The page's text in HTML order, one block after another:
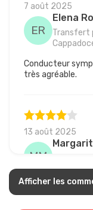
7 août 2025
ER
Elena
Transfert
Conducteur
très agréable.
13 août 2025
MM
Bon trajet, mais
Afficher les